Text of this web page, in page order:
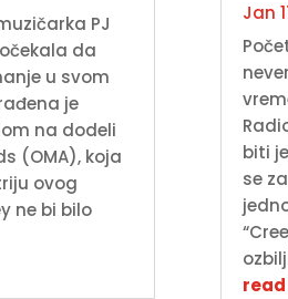
PJ
da
u svom
je
na dodeli
(OMA), koja
ovog
ne bi bilo
Jan
biti
se